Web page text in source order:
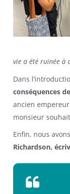
vie a été ruinée à
Dans
conséquences
ancien
monsieur
Enfin, nous
Richardson,